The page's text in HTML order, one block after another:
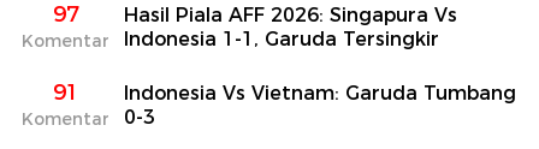
97
Komentar
Hasil Piala AFF 2026: Singapura Vs
Indonesia 1-1, Garuda Tersingkir
91
Komentar
Indonesia Vs Vietnam: Garuda Tumbang
0-3